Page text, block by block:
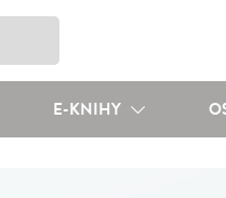
E-KNIHY